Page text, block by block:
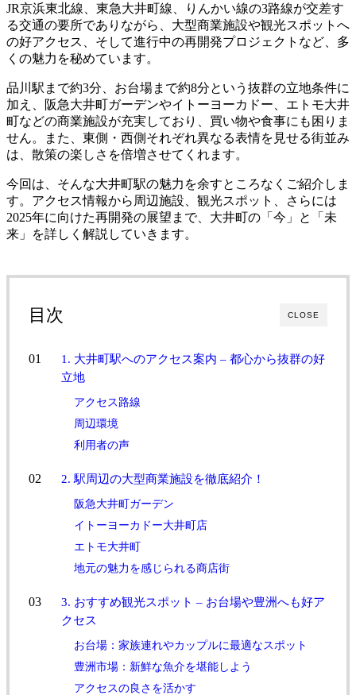
JR京浜東北線、東急大井町線、りんかい線の3路線が交差す
る交通の要所でありながら、大型商業施設や観光スポットへ
の好アクセス、そして進行中の再開発プロジェクトなど、多
くの魅力を秘めています。
品川駅まで約3分、お台場まで約8分という抜群の立地条件に
加え、阪急大井町ガーデンやイトーヨーカドー、エトモ大井
町などの商業施設が充実しており、買い物や食事にも困りま
せん。また、東側・西側それぞれ異なる表情を見せる街並み
は、散策の楽しさを倍増させてくれます。
今回は、そんな大井町駅の魅力を余すところなくご紹介しま
す。アクセス情報から周辺施設、観光スポット、さらには
2025年に向けた再開発の展望まで、大井町の「今」と「未
来」を詳しく解説していきます。
CLOSE
目次
1. 大井町駅へのアクセス案内 – 都心から抜群の好
立地
アクセス路線
周辺環境
利用者の声
2. 駅周辺の大型商業施設を徹底紹介！
阪急大井町ガーデン
イトーヨーカドー大井町店
エトモ大井町
地元の魅力を感じられる商店街
3. おすすめ観光スポット – お台場や豊洲へも好ア
クセス
お台場：家族連れやカップルに最適なスポット
豊洲市場：新鮮な魚介を堪能しよう
アクセスの良さを活かす